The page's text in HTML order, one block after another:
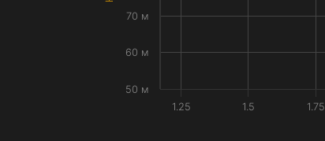
1.25 1.5 1.75
50 м
60 м
70 м